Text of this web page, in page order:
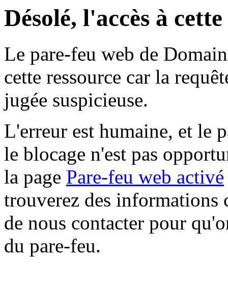
Désolé, l'accès à
Le pare-feu web de
cette ressource car la
jugée suspicieuse.
L'erreur est humaine, et le
le blocage n'est pas
la page Pare-feu web activé
trouverez des informations
de nous contacter pour
du pare-feu.